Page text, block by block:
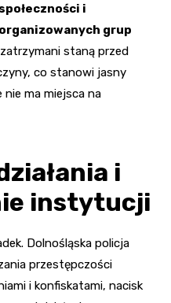
i
grup
staną przed
co stanowi jasny
nie ma miejsca na
i
instytucji
Dolnośląska policja
przestępczości
i konfiskatami, nacisk